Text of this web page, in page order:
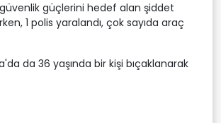
güçlerini hedef alan şiddet
1 polis yaralandı, çok sayıda araç
da 36 yaşında bir kişi bıçaklanarak